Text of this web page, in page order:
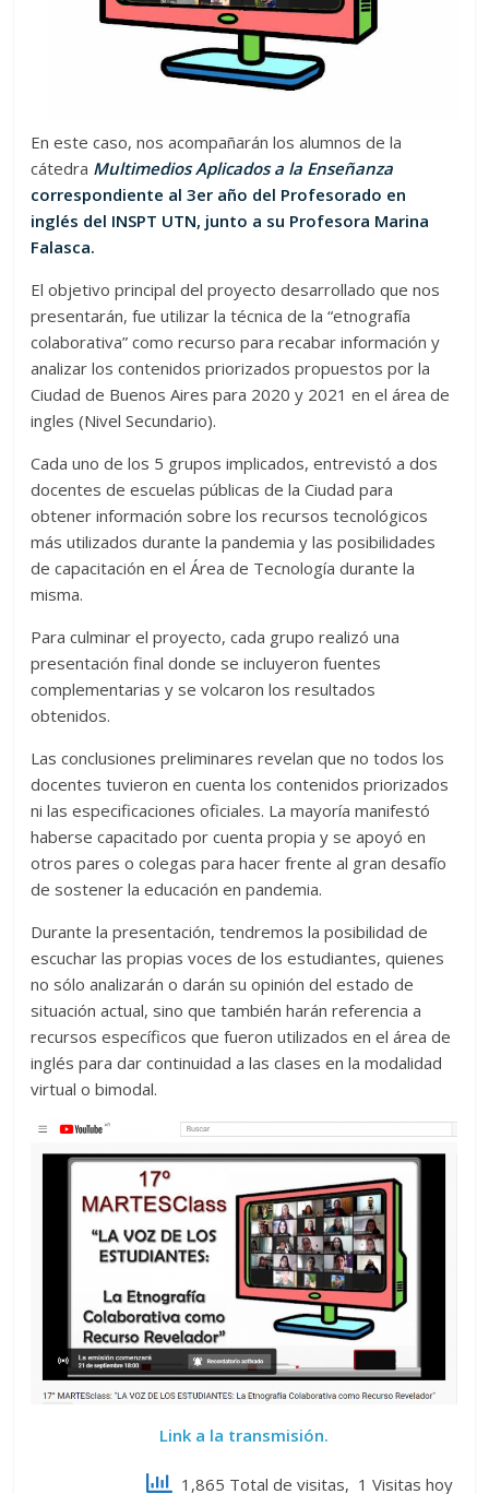
En este caso, nos acompañarán los alumnos de la
cátedra Multimedios Aplicados a la Enseñanza
correspondiente al 3er año del Profesorado en
inglés del INSPT UTN, junto a su Profesora Marina
Falasca.
El objetivo principal del proyecto desarrollado que nos
presentarán, fue utilizar la técnica de la “etnografía
colaborativa” como recurso para recabar información y
analizar los contenidos priorizados propuestos por la
Ciudad de Buenos Aires para 2020 y 2021 en el área de
ingles (Nivel Secundario).
Cada uno de los 5 grupos implicados, entrevistó a dos
docentes de escuelas públicas de la Ciudad para
obtener información sobre los recursos tecnológicos
más utilizados durante la pandemia y las posibilidades
de capacitación en el Área de Tecnología durante la
misma.
Para culminar el proyecto, cada grupo realizó una
presentación final donde se incluyeron fuentes
complementarias y se volcaron los resultados
obtenidos.
Las conclusiones preliminares revelan que no todos los
docentes tuvieron en cuenta los contenidos priorizados
ni las especificaciones oficiales. La mayoría manifestó
haberse capacitado por cuenta propia y se apoyó en
otros pares o colegas para hacer frente al gran desafío
de sostener la educación en pandemia.
Durante la presentación, tendremos la posibilidad de
escuchar las propias voces de los estudiantes, quienes
no sólo analizarán o darán su opinión del estado de
situación actual, sino que también harán referencia a
recursos específicos que fueron utilizados en el área de
inglés para dar continuidad a las clases en la modalidad
virtual o bimodal.
Link a la transmisión.
1,865 Total de visitas, 1 Visitas hoy